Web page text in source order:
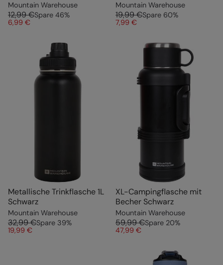
Mountain Warehouse
12,99 €Spare 46%
6,99 €
Mountain Warehouse
19,99 €Spare 60%
7,99 €
Metallische Trinkflasche 1L
Schwarz
Mountain Warehouse
32,99 €Spare 39%
19,99 €
XL-Campingflasche mit
Becher Schwarz
Mountain Warehouse
59,99 €Spare 20%
47,99 €